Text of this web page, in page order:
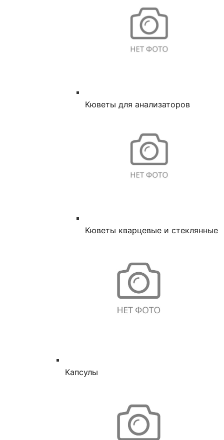
Кюветы для анализаторов
Кюветы кварцевые и стеклянные
Капсулы